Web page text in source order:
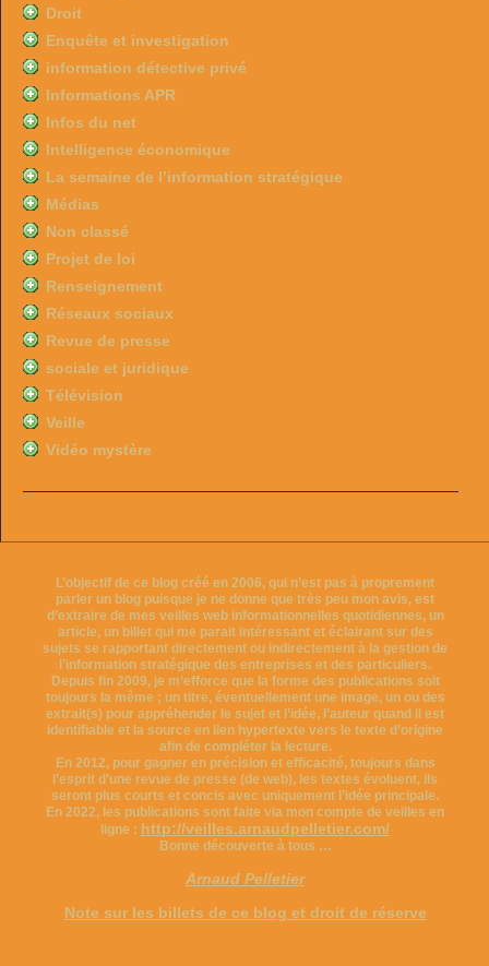
Droit
Enquête et investigation
information détective privé
Informations APR
Infos du net
Intelligence économique
La semaine de l’information stratégique
Médias
Non classé
Projet de loi
Renseignement
Réseaux sociaux
Revue de presse
sociale et juridique
Télévision
Veille
Vidéo mystère
L’objectif de ce blog créé en 2006, qui n’est pas à proprement
parler un blog puisque je ne donne que très peu mon avis, est
d’extraire de mes veilles web informationnelles quotidiennes, un
article, un billet qui me parait intéressant et éclairant sur des
sujets se rapportant directement ou indirectement à la gestion de
l’information stratégique des entreprises et des particuliers.
Depuis fin 2009, je m’efforce que la forme des publications soit
toujours la même ; un titre, éventuellement une image, un ou des
extrait(s) pour appréhender le sujet et l’idée, l’auteur quand il est
identifiable et la source en lien hypertexte vers le texte d’origine
afin de compléter la lecture.
En 2012, pour gagner en précision et efficacité, toujours dans
l’esprit d’une revue de presse (de web), les textes évoluent, ils
seront plus courts et concis avec uniquement l’idée principale.
En 2022, les publications sont faite via mon compte de veilles en
ligne : http://veilles.arnaudpelletier.com/
Bonne découverte à tous …
Arnaud Pelletier
Note sur les billets de ce blog et droit de réserve